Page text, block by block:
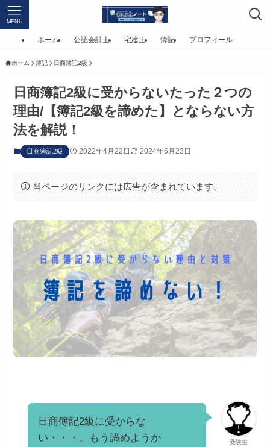
MENU
ホーム 公認会計士 宅建士 簿記 プロフィール
ホーム 簿記 日商簿記2級
日商簿記2級に受からないたった２つの
理由/【簿記2級を諦めた】とならない方
法を解説！
日商簿記2級 2022年4月22日 2024年6月23日
当ページのリンクには広告が含まれています。
受験生
日商簿記2級に受からな
い・・・。もう諦めようか